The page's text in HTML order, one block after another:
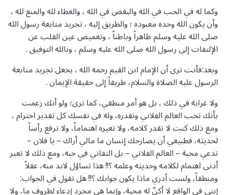
وكما له في الحب في الله والبغض في الله ، والعطاء لله والمنع لله ،
وأن يكون الله وحده معبوده ؛ والطريق إليه ، تجريد متابعة رسول الله
صلى الله عليه وسلم ظاهراً وباطناً ، وتغميض عين القلب عن
الإلتفات إلى رسول الله صلى الله عليه وسلم ، وبالله التوفيق .
وبعد:فأنت ترى أن الإمام ابن القيم رحمه الله ، يجعل تجريد متابعة
الرسول عليه الصلاة والسلام، طريقاً إلى حقيقة الإيمان .
ولا غرابة في ذلك ، بل هو أمر منطقي، كما ترى؛ ولو أنك زعمت
بأنك تحب العالم الفلاني وتقدره، وله في نفسك كل تقدير احترام ،
ومع ذلك كنت لا تقدر كلامه، ولا تعيره اهتماماً، ولا ترفع رأساً
لحديثه، فطبيعي أن يصارحك إنسان ما مالي أراك – يا فلان –
تدعي محبة – العالم الفلاني – بل التفاني في حبه، ومع ذلك لا تعير
أدنى اهتمام لكلامه وحديثه وعلمه ؟!! هذا تساؤل لابد منه، عقلاً
ومنطقاً، ولست أدري ماذا يكون جوابك ؟!! هل تقول في الجواب:
إنني في الواقع لا أكنّ له محبة، وإنما هي مجرد إدعاء لظروف ما، ولا